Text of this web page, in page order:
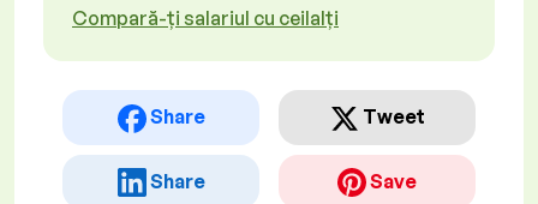
Compară-ți salariul cu ceilalți
Share Tweet
Share Save